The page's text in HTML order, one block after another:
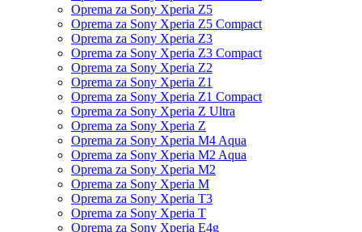
Oprema za Sony Xperia Z5
Oprema za Sony Xperia Z5 Compact
Oprema za Sony Xperia Z3
Oprema za Sony Xperia Z3 Compact
Oprema za Sony Xperia Z2
Oprema za Sony Xperia Z1
Oprema za Sony Xperia Z1 Compact
Oprema za Sony Xperia Z Ultra
Oprema za Sony Xperia Z
Oprema za Sony Xperia M4 Aqua
Oprema za Sony Xperia M2 Aqua
Oprema za Sony Xperia M2
Oprema za Sony Xperia M
Oprema za Sony Xperia T3
Oprema za Sony Xperia T
Oprema za Sony Xperia E4g